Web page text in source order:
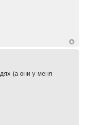
(а они у меня